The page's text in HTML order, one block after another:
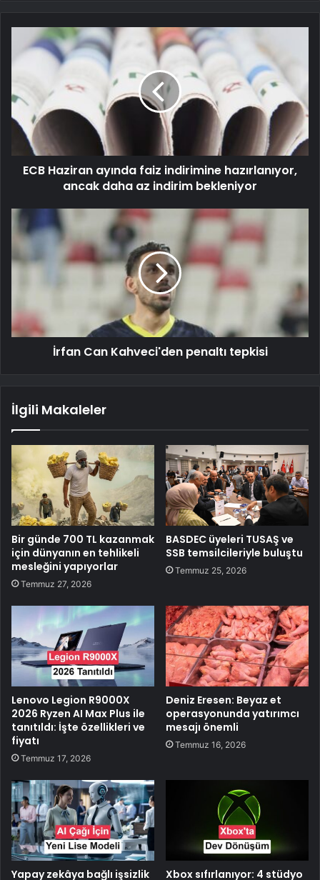
ECB Haziran ayında faiz indirimine hazırlanıyor,
ancak daha az indirim bekleniyor
İrfan Can Kahveci'den penaltı tepkisi
İlgili Makaleler
Bir günde 700 TL kazanmak
için dünyanın en tehlikeli
mesleğini yapıyorlar
Temmuz 27, 2026
BASDEC üyeleri TUSAŞ ve
SSB temsilcileriyle buluştu
Temmuz 25, 2026
Lenovo Legion R9000X
2026 Ryzen AI Max Plus ile
tanıtıldı: İşte özellikleri ve
fiyatı
Temmuz 17, 2026
Deniz Eresen: Beyaz et
operasyonunda yatırımcı
mesajı önemli
Temmuz 16, 2026
Yapay zekâya bağlı işsizlik
Xbox sıfırlanıyor: 4 stüdyo